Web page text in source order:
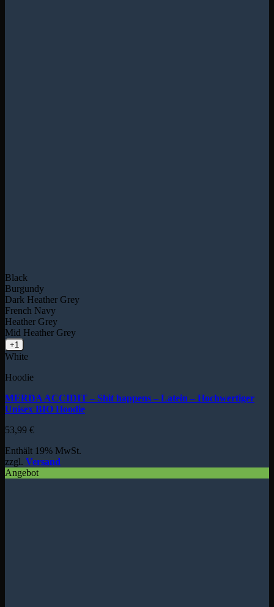
Black
Burgundy
Dark Heather Grey
French Navy
Heather Grey
Mid Heather Grey
+1
White
Hoodie
MERDA ACCIDIT – Shit happens – Latein – Hochwertiger
Unisex BIO Hoodie
53,99 €
Enthält 19% MwSt.
zzgl. Versand
Angebot